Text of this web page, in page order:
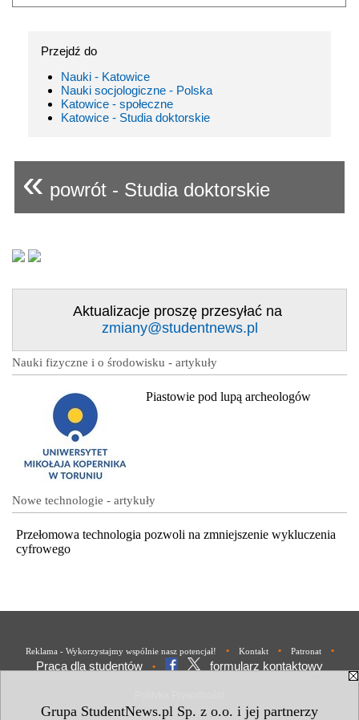
Grupa StudentNews.pl Sp. z o.o. i jej partnerzy
Przejdź do
Nauki - Katowice
Nauki socjologiczne - Polska
Katowice - społeczne
Katowice - Studia doktorskie
« powrót - Studia doktorskie
Aktualizacje proszę przesyłać na
zmiany@studentnews.pl
Nauki fizyczne i o środowisku - artykuły
Piastowie pod lupą archeologów
Nowe technologie - artykuły
Przełomowa technologia pozwoli na zmniejszenie wykluczenia
cyfrowego
Reklama - Wykorzystajmy wspólnie nasz potencjał! • Kontakt • Patronat •
Praca dla studentów • formularz kontaktowy